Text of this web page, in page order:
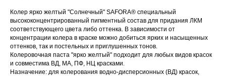
Колер ярко желтый "Солнечный" SAFORA® специальный
высококонцентрированный пигментный состав для придания ЛКМ
соответствующего цвета либо оттенка. В зависимости от
концентрации колера в краске можно добиться ярких и насыщенных
оттенков, так и постельных и приглушенных тонов.
Колеровочная паста "ярко желтый" подходит для любых видов красок
и совместима ВД, МА, ПФ, НЦ красками.
Назначение: для колерования водно-дисперсионных (ВД) красок,